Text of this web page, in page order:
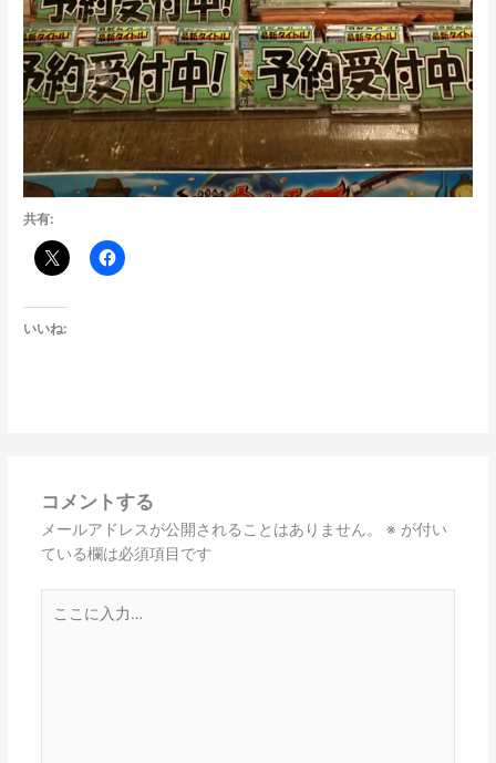
共有:
いいね:
コメントする
メールアドレスが公開されることはありません。 ※ が付い
ている欄は必須項目です